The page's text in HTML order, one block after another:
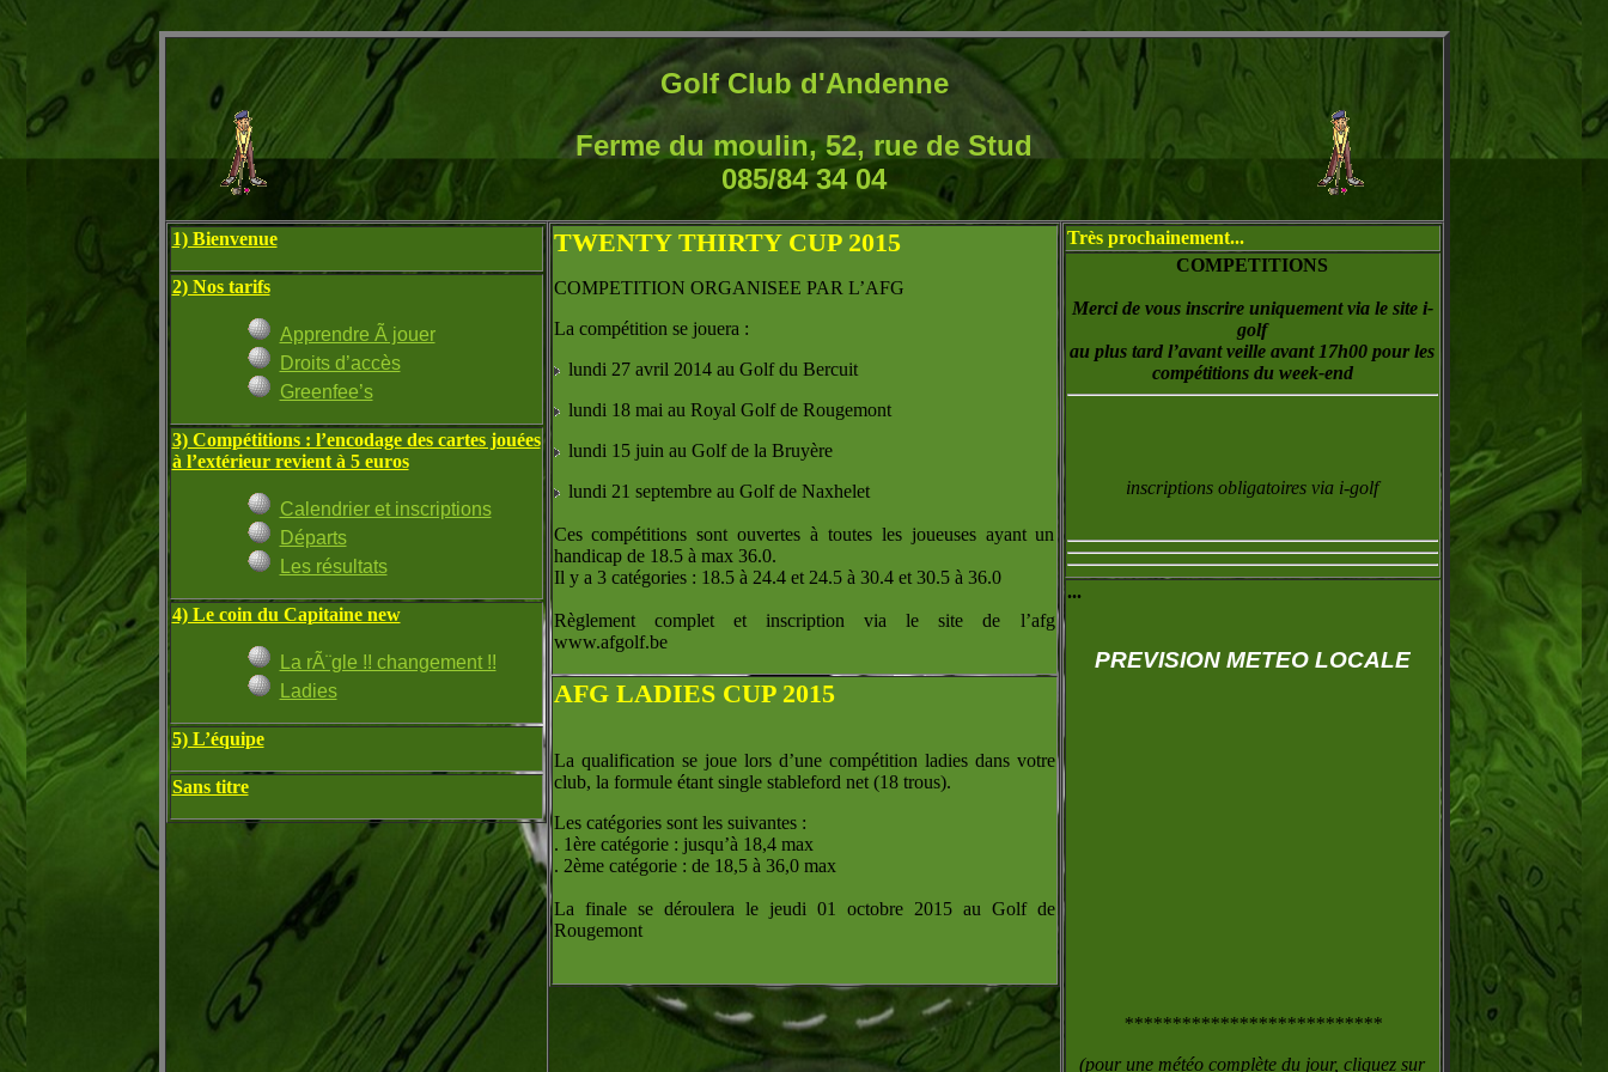
Golf Club d'Andenne
Ferme du moulin, 52, rue de Stud
085/84 34 04
1) Bienvenue
2) Nos tarifs
Apprendre Ã jouer
Droits d’accès
Greenfee’s
3) Compétitions : l’encodage des cartes jouées
à l’extérieur revient à 5 euros
Calendrier et inscriptions
Départs
Les résultats
4) Le coin du Capitaine new
La rÃ¨gle !! changement !!
Ladies
5) L’équipe
Sans titre
TWENTY THIRTY CUP 2015
COMPETITION ORGANISEE PAR L’AFG
La compétition se jouera :
lundi 27 avril 2014 au Golf du Bercuit
lundi 18 mai au Royal Golf de Rougemont
lundi 15 juin au Golf de la Bruyère
lundi 21 septembre au Golf de Naxhelet
Ces compétitions sont ouvertes à toutes les joueuses ayant un
handicap de 18.5 à max 36.0.
Il y a 3 catégories : 18.5 à 24.4 et 24.5 à 30.4 et 30.5 à 36.0
Règlement complet et inscription via le site de l’afg
www.afgolf.be
AFG LADIES CUP 2015
La qualification se joue lors d’une compétition ladies dans votre
club, la formule étant single stableford net (18 trous).
Les catégories sont les suivantes :
. 1ère catégorie : jusqu’à 18,4 max
. 2ème catégorie : de 18,5 à 36,0 max
La finale se déroulera le jeudi 01 octobre 2015 au Golf de
Rougemont
Très prochainement...
COMPETITIONS
Merci de vous inscrire uniquement via le site i-
golf
au plus tard l’avant veille avant 17h00 pour les
compétitions du week-end
inscriptions obligatoires via i-golf
...
PREVISION METEO LOCALE
***************************
(pour une météo complète du jour, cliquez sur